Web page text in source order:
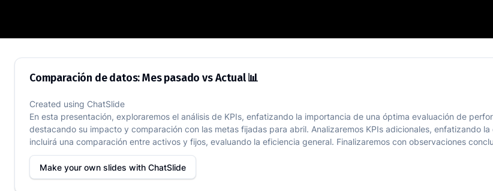
Comparación de datos: Mes pasado vs Actual 📊
Comparación de datos: Mes pasado vs Actual 📊
Created using ChatSlide
En esta presentación, exploraremos el análisis de KPIs, enfatizando la importancia de una óptima evaluación de
destacando su impacto y comparación con las metas fijadas para abril. Analizaremos KPIs adicionales, enfatizando
incluirá una comparación entre activos y fijos, evaluando la eficiencia general. Finalizaremos con observaciones
Make your own slides with ChatSlide